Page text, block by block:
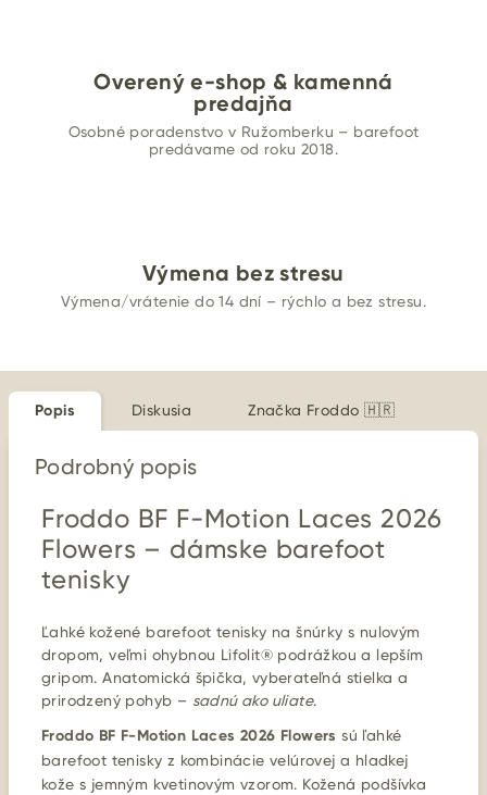
Overený e-shop & kamenná
predajňa
Osobné poradenstvo v Ružomberku – barefoot
predávame od roku 2018.
Výmena bez stresu
Výmena/vrátenie do 14 dní – rýchlo a bez stresu.
Popis Diskusia Značka Froddo 🇭🇷
Podrobný popis
Froddo BF F-Motion Laces 2026
Flowers – dámske barefoot
tenisky
Ľahké kožené barefoot tenisky na šnúrky s nulovým
dropom, veľmi ohybnou Lifolit® podrážkou a lepším
gripom. Anatomická špička, vyberateľná stielka a
prirodzený pohyb – sadnú ako uliate.
Froddo BF F-Motion Laces 2026 Flowers sú ľahké
barefoot tenisky z kombinácie velúrovej a hladkej
kože s jemným kvetinovým vzorom. Kožená podšívka